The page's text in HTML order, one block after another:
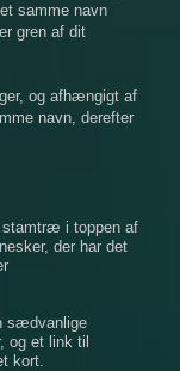
samme navn
gren af ​​dit
og afhængigt af
navn, derefter
stamtræ i toppen af
der har det
sædvanlige
og et link til
kort.